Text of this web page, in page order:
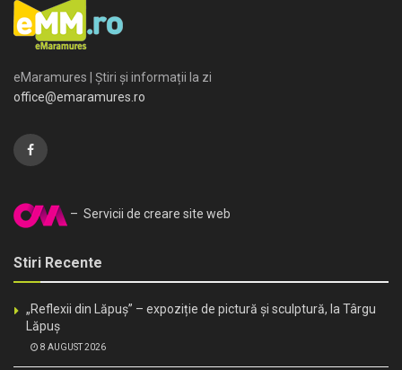
eMaramures | Știri și informații la zi
office@emaramures.ro
– Servicii de creare site web
Stiri Recente
„Reflexii din Lăpuș” – expoziție de pictură și sculptură, la Târgu
Lăpuș
8 AUGUST 2026